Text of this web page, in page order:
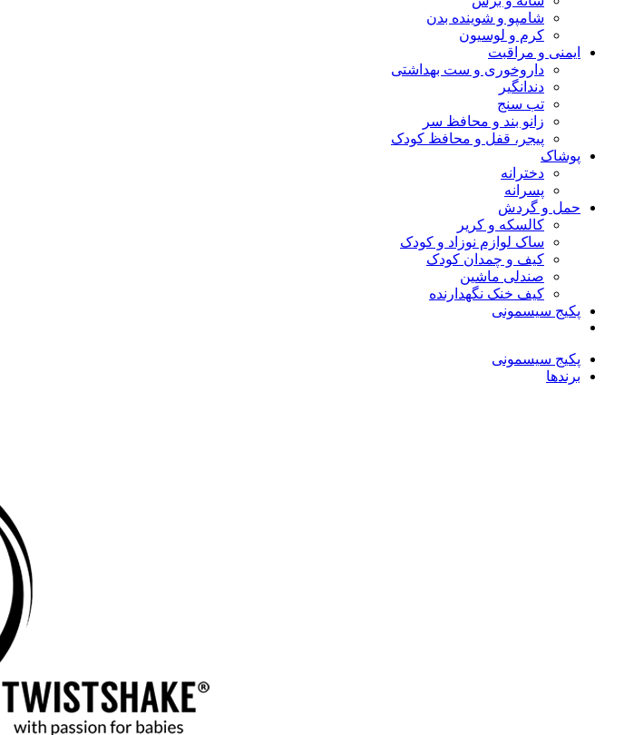
شامپو و شوینده بدن
کرم و لوسیون
ایمنی و مراقبت
داروخوری و ست بهداشتی
دندانگیر
تب‌ سنج
زانو بند و محافظ سر
پیجر، قفل و محافظ کودک
پوشاک
دخترانه
پسرانه
حمل و گردش
کالسکه و کریر
ساک لوازم نوزاد و کودک
کیف و چمدان کودک
صندلی ماشین
کیف خنک نگهدارنده
پکیج سیسمونی
پکیج سیسمونی
برندها